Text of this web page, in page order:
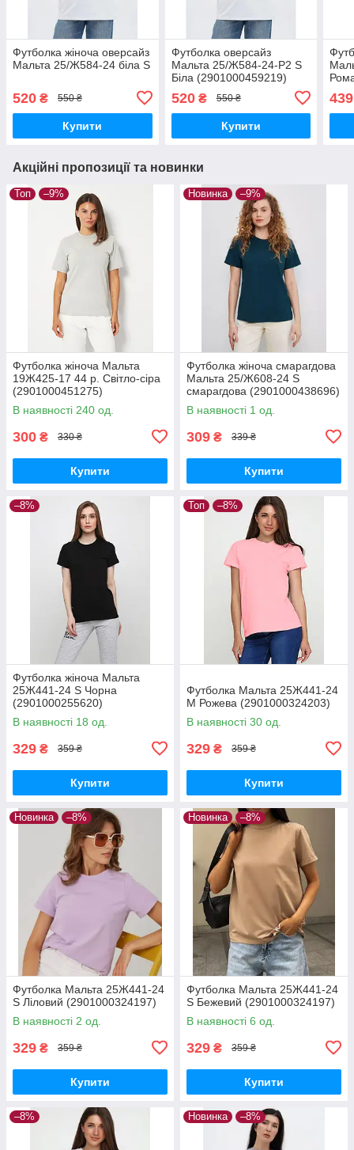
Футболка жіноча оверсайз
Мальта 25/Ж584-24 біла S
520 ₴ 550 ₴
Купити
Футболка оверсайз
Мальта 25/Ж584-24-P2 S
Біла (2901000459219)
520₴ 550 ₴
Купити
439
Акційні пропозиції та новинки
Топ –9%
Футболка жіноча Мальта
19Ж425-17 44 р. Світло-сіра
(2901000451275)
В наявності 240 од.
300 ₴ 330 ₴
Купити
Новинка –9%
Футболка жіноча смарагдова
Мальта 25/Ж608-24 S
смарагдова (2901000438696)
В наявності 1 од.
309 ₴ 339 ₴
Купити
–8%
Футболка жіноча Мальта
25Ж441-24 S Чорна
(2901000255620)
В наявності 18 од.
329 ₴ 359 ₴
Купити
Топ –8%
Футболка Мальта 25Ж441-24
M Рожева (2901000324203)
В наявності 30 од.
329 ₴ 359 ₴
Купити
Новинка –8%
Футболка Мальта 25Ж441-24
S Ліловий (2901000324197)
В наявності 2 од.
329 ₴ 359 ₴
Купити
Новинка –8%
Футболка Мальта 25Ж441-24
S Бежевий (2901000324197)
В наявності 6 од.
329 ₴ 359 ₴
Купити
–8% Новинка –8%